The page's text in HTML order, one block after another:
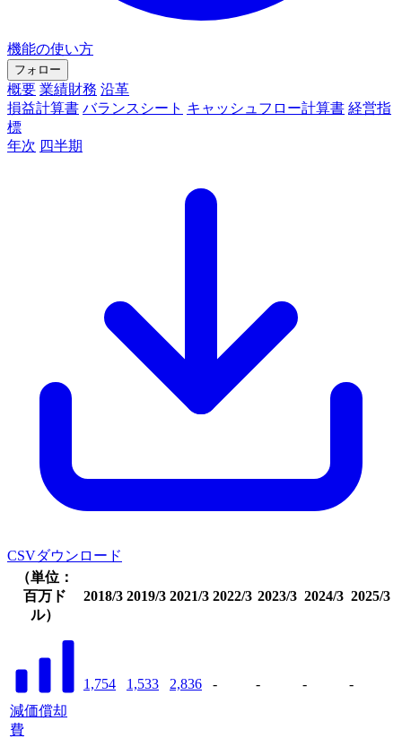
機能の使い方
フォロー
概要 業績財務 沿革
損益計算書 バランスシート キャッシュフロー計算書 経営指
標
年次 四半期
CSVダウンロード
（単位：
百万ド
ル）
2018/3 2019/3 2021/3 2022/3 2023/3 2024/3 2025/3
減価償却
費
1,754 1,533 2,836 - - - -